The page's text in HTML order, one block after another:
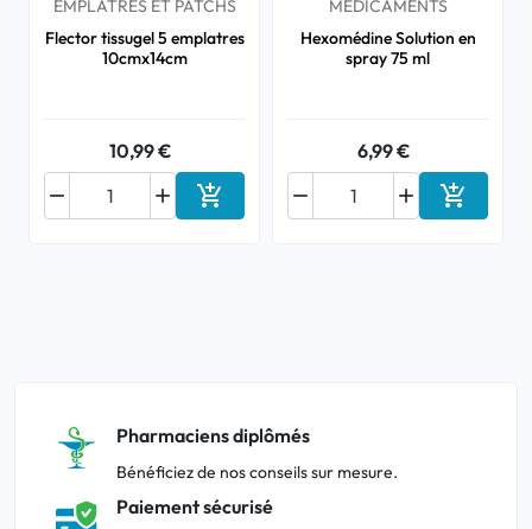
EMPLÂTRES ET PATCHS
Flector tissugel 5 emplatres
10cmx14cm
10,99 €

 Ajouter au panier
MÉDICAMENTS
Hexomédine Solution en
spray 75 ml
6,99 €

 Ajouter
Pharmaciens diplômés
Bénéficiez de nos conseils sur mesure.
Paiement sécurisé